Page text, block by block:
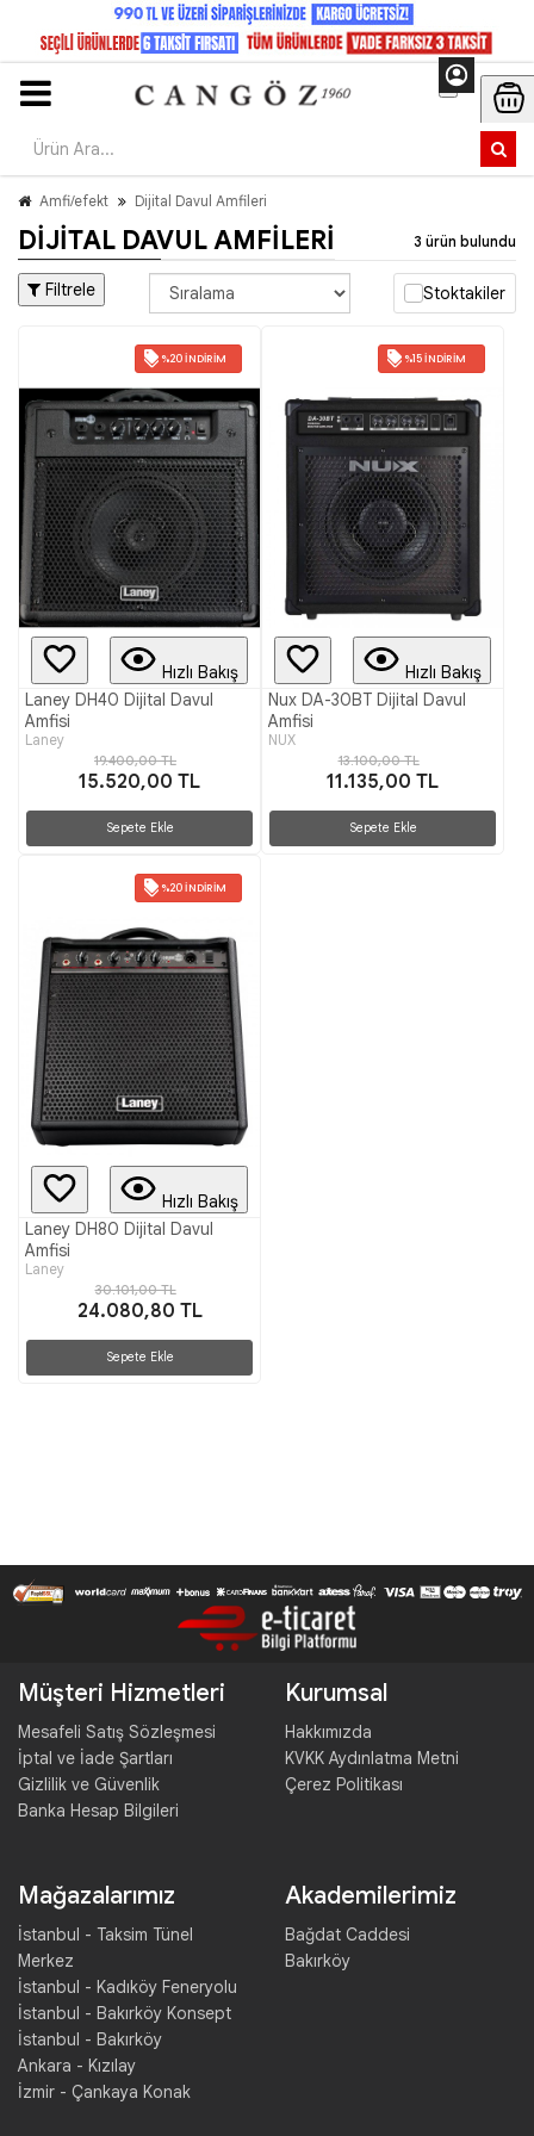
Amfi/efekt Dijital Davul Amfileri
DIJITAL DAVUL AMFILERI 3 ürün bulundu
Filtrele Stoktakiler
%20 İNDIRIM
Hızlı Bakış
Laney DH40 Dijital Davul
Amfisi
Laney
19.400,00 TL
15.520,00 TL
Sepete Ekle
%15 İNDIRIM
Hızlı Bakış
Nux DA-30BT Dijital Davul
Amfisi
NUX
13.100,00 TL
11.135,00 TL
Sepete Ekle
%20 İNDIRIM
Hızlı Bakış
Laney DH80 Dijital Davul
Amfisi
Laney
30.101,00 TL
24.080,80 TL
Sepete Ekle
Müşteri Hizmetleri
Mesafeli Satış Sözleşmesi
İptal ve İade Şartları
Gizlilik ve Güvenlik
Banka Hesap Bilgileri
Kurumsal
Hakkımızda
KVKK Aydınlatma Metni
Çerez Politikası
Mağazalarımız
İstanbul - Taksim Tünel
Merkez
İstanbul - Kadıköy Feneryolu
İstanbul - Bakırköy Konsept
İstanbul - Bakırköy
Ankara - Kızılay
İzmir - Çankaya Konak
Akademilerimiz
Bağdat Caddesi
Bakırköy